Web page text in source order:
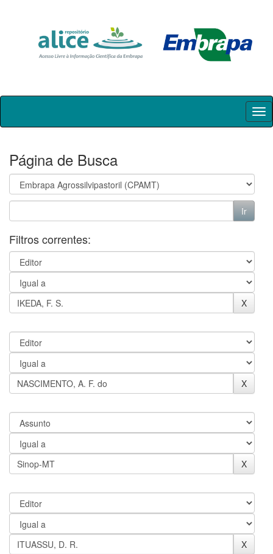
Skip
Página de Busca
Filtros correntes: